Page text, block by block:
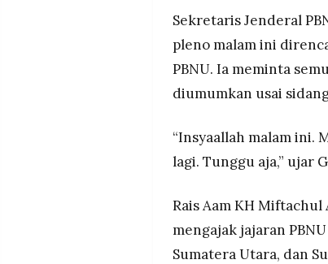
Sekretaris Jenderal
pleno malam ini
PBNU. Ia meminta
diumumkan usai
“Insyaallah malam ini.
lagi. Tunggu aja,” ujar
Rais Aam KH
mengajak jajaran
Sumatera Utara, dan